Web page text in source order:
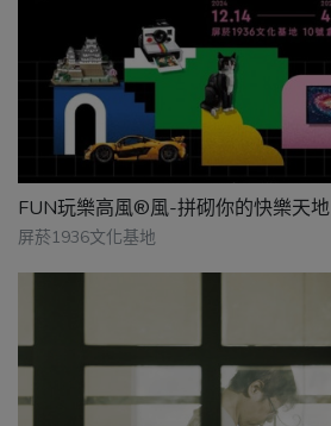
FUN玩樂高風®風-拼砌你的快樂天地
屏菸1936文化基地